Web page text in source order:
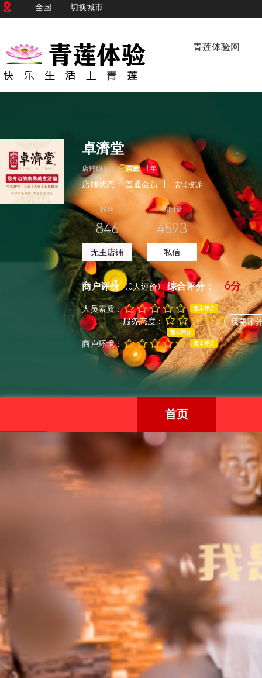
全国 切换城市
青莲体验网
卓濟堂
店铺级别： 1年
店铺状态：普通会员 店铺投诉
粉丝
846
无主店铺
访问量
4593
私信
商户评价 (0人评价)综合评分： 6分
人员素质： 暂未评分
服务态度：
暂未评分
商户环境： 暂未评分
我要评
首页